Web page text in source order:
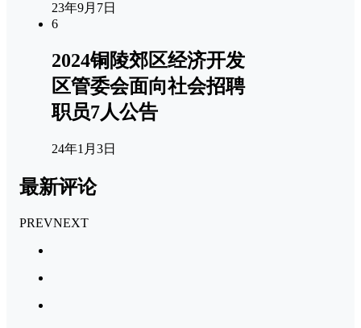
23年9月7日
6
2024铜陵郊区经济开发
区管委会面向社会招聘
职员7人公告
24年1月3日
最新评论
PREVNEXT